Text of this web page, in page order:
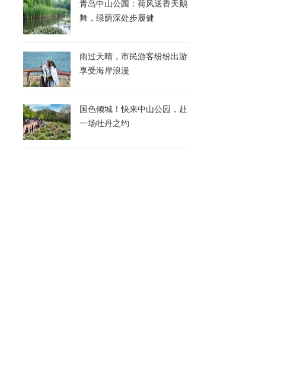
青岛中山公园：荷风送香天鹅
舞，绿荫深处步履健
雨过天晴，市民游客纷纷出游
享受海岸浪漫
国色倾城！快来中山公园，赴
一场牡丹之约